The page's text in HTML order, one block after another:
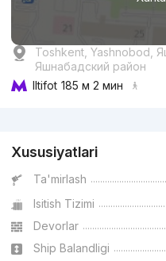
dan12.3 mln
Topshirildi 2022,
3-xonali kvartira,
+998
Toshkent, Yashnobod,
Яшнабадский район
Iltifot 185 м 2 мин
Xususiyatlari
Ta'mirlash
Isitish Tizimi
Devorlar
Ship Balandligi